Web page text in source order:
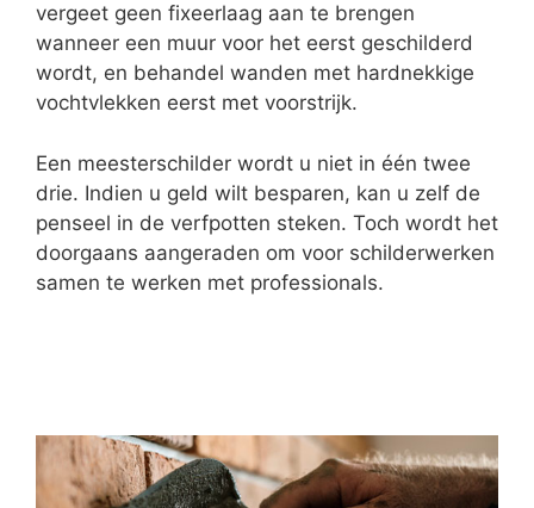
vergeet geen fixeerlaag aan te brengen
wanneer een muur voor het eerst geschilderd
wordt, en behandel wanden met hardnekkige
vochtvlekken eerst met voorstrijk.
Een meesterschilder wordt u niet in één twee
drie. Indien u geld wilt besparen, kan u zelf de
penseel in de verfpotten steken. Toch wordt het
doorgaans aangeraden om voor schilderwerken
samen te werken met professionals.